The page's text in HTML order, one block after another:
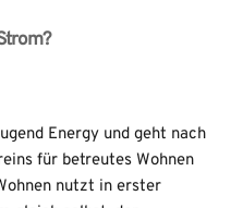
Energy und geht nach
für betreutes Wohnen
nutzt in erster